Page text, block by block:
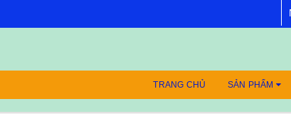
TRANG CHỦ SẢN PHẨM